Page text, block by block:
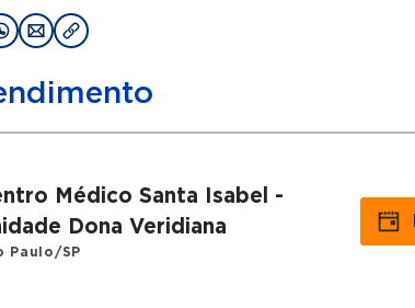
Médico Santa Isabel -
Dona Veridiana
Paulo/SP